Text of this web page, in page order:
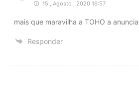
15 , Agosto , 2020 16:57
mais que maravilha a TOHO a
Responder